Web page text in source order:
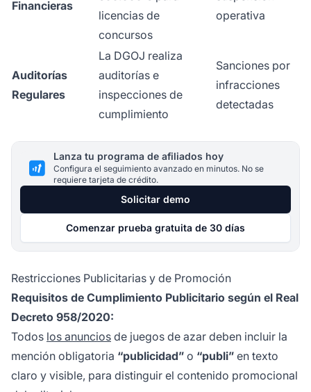
Financieras
licencias de
concursos
operativa
Auditorías
Regulares
La DGOJ realiza
auditorías e
inspecciones de
cumplimiento
Sanciones por
infracciones
detectadas
Lanza tu programa de afiliados hoy
Configura el seguimiento avanzado en minutos. No se
requiere tarjeta de crédito.
Solicitar demo
Comenzar prueba gratuita de 30 días
Restricciones Publicitarias y de Promoción
Requisitos de Cumplimiento Publicitario según el Real
Decreto 958/2020:
Todos los anuncios de juegos de azar deben incluir la
mención obligatoria “publicidad” o “publi” en texto
claro y visible, para distinguir el contenido promocional